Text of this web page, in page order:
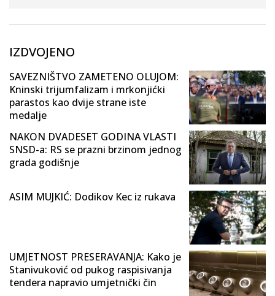
IZDVOJENO
SAVEZNIŠTVO ZAMETENO OLUJOM:
Kninski trijumfalizam i mrkonjićki
parastos kao dvije strane iste
medalje
NAKON DVADESET GODINA VLASTI
SNSD-a: RS se prazni brzinom jednog
grada godišnje
ASIM MUJKIĆ: Dodikov Kec iz rukava
UMJETNOST PRESERAVANJA: Kako je
Stanivuković od pukog raspisivanja
tendera napravio umjetnički čin